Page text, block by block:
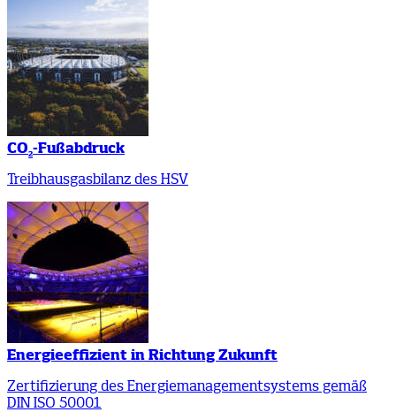
CO2-Fußabdruck
Treibhausgasbilanz des HSV
Energieeffizient in Richtung Zukunft
Zertifizierung des Energiemanagementsystems gemäß
DIN ISO 50001